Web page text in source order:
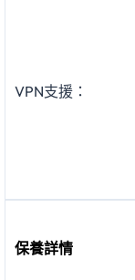
VPN支援：
保養詳情